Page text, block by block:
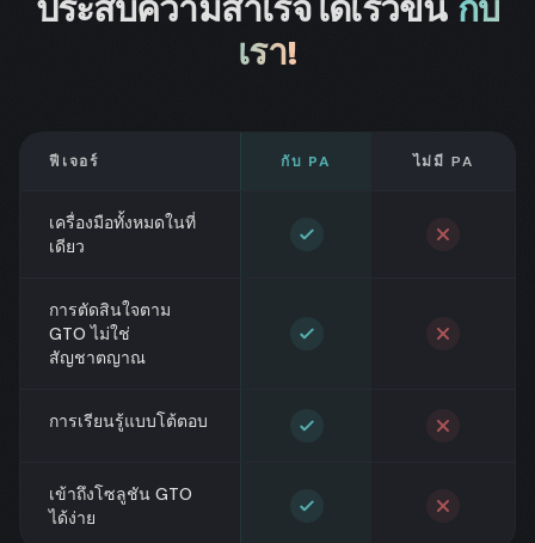
ประสบความสำเร็จได้เร็วขึ้น กับ
เรา!
ฟีเจอร์ กับ PA ไม่มี PA
เครื่องมือทั้งหมดในที่
เดียว
การตัดสินใจตาม
GTO ไม่ใช่
สัญชาตญาณ
การเรียนรู้แบบโต้ตอบ
เข้าถึงโซลูชัน GTO
ได้ง่าย